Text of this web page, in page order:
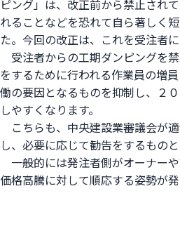
ピング」は、改正前から禁止され
れることなどを恐れて自ら著しく
た。今回の改正は、これを受注者
受注者からの工期ダンピングを
をするために行われる作業員の増
働の要因となるものを抑制し、２
しやすくなります。
こちらも、中央建設業審議会が
し、必要に応じて勧告をするものと
一般的には発注者側がオーナー
価格高騰に対して順応する姿勢が